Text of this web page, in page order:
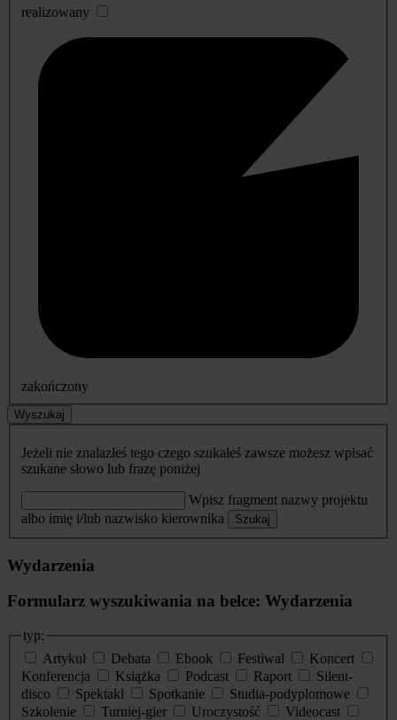
realizowany
zakończony
Wyszukaj
Jeżeli nie znalazłeś tego czego szukałeś zawsze możesz wpisać
szukane słowo lub frazę poniżej
Wpisz fragment nazwy projektu
albo imię i/lub nazwisko kierownika
Szukaj
Wydarzenia
Formularz wyszukiwania na belce: Wydarzenia
typ:
Artykuł
Debata Ebook Festiwal
Koncert
Konferencja
Książka Podcast Raport
Silent-
disco
Spektakl Spotkanie
Studia-podyplomowe
Szkolenie
Turniej-gier Uroczystość
Videocast